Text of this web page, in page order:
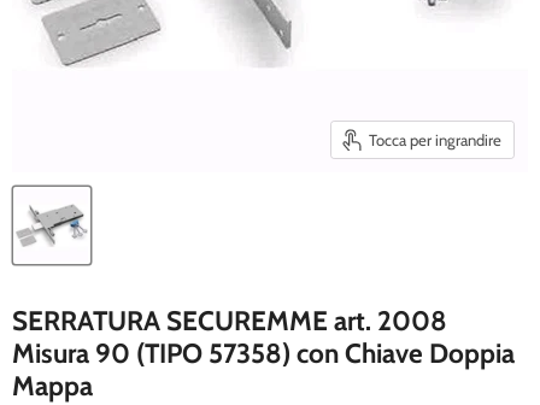
Tocca per ingrandire
SERRATURA SECUREMME art. 2008
Misura 90 (TIPO 57358) con Chiave Doppia
Mappa